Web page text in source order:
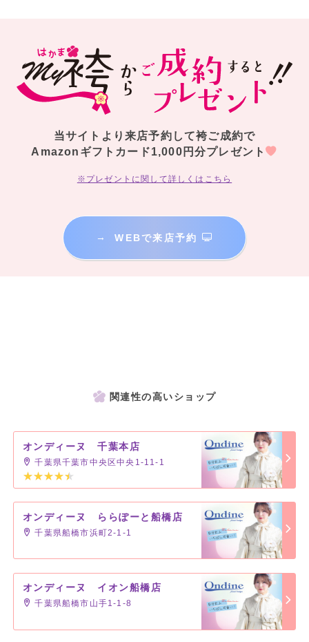
当サイトより来店予約して袴ご成約で
Amazonギフトカード1,000円分プレゼント
※プレゼントに関して詳しくはこちら
→ WEBで来店予約
関連性の高いショップ
オンディーヌ 千葉本店
千葉県千葉市中央区中央1-11-1
オンディーヌ ららぽーと船橋店
千葉県船橋市浜町2-1-1
オンディーヌ イオン船橋店
千葉県船橋市山手1-1-8